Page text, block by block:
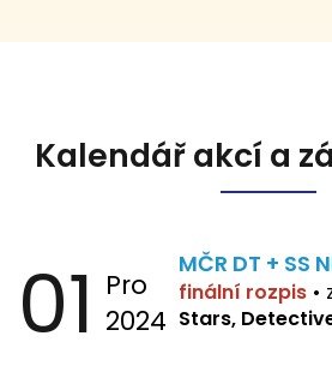
Kalendář akcí a
01 Pro
2024
MČR DT + SS
finální rozpis •
Stars,